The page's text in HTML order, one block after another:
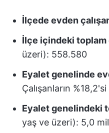
İlçede evden
İlçe içindeki toplam
üzeri): 558.580
Eyalet genelinde
Çalışanların %18,2'si
Eyalet genelindeki
yaş ve üzeri): 5,0